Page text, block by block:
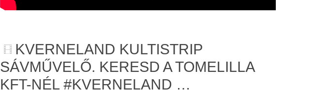
KVERNELAND KULTISTRIP
SÁVMŰVELŐ. KERESD A TOMELILLA
KFT-NÉL #KVERNELAND …